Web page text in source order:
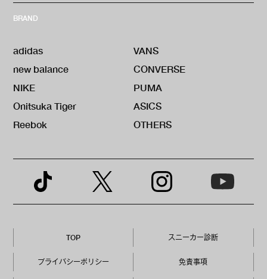
BRAND
adidas
VANS
new balance
CONVERSE
NIKE
PUMA
Onitsuka Tiger
ASICS
Reebok
OTHERS
TOP スニーカー診断
プライバシーポリシー 免責事項